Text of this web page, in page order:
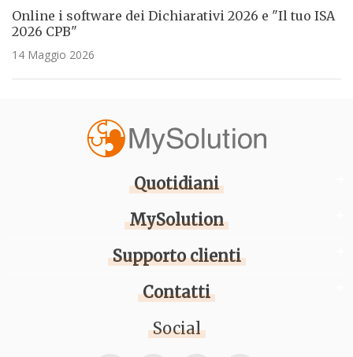
Online i software dei Dichiarativi 2026 e "Il tuo ISA
2026 CPB"
14 Maggio 2026
Quotidiani
MySolution
Supporto clienti
Contatti
Social